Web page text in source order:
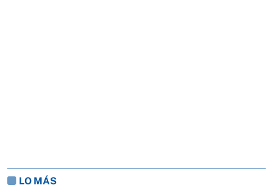
LO MÁS